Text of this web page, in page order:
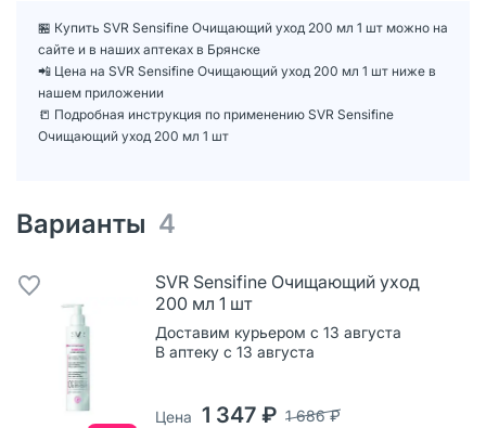
🏪 Купить SVR Sensifine Очищающий уход 200 мл 1 шт можно на
сайте и в наших аптеках в Брянске
📲 Цена на SVR Sensifine Очищающий уход 200 мл 1 шт ниже в
нашем приложении
📒 Подробная инструкция по применению SVR Sensifine
Очищающий уход 200 мл 1 шт
Варианты 4
SVR Sensifine Очищающий уход
200 мл 1 шт
Доставим курьером с 13 августа
В аптеку с 13 августа
Цена 1 347 ₽ 1 686 ₽